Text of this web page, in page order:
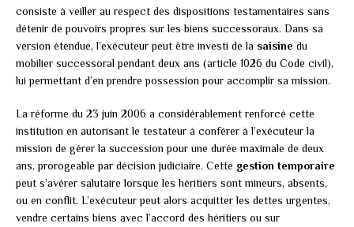
consiste à veiller au respect des dispositions testamentaires sans
détenir de pouvoirs propres sur les biens successoraux. Dans sa
version étendue, l’exécuteur peut être investi de la saisine du
mobilier successoral pendant deux ans (article 1026 du Code civil),
lui permettant d’en prendre possession pour accomplir sa mission.
La réforme du 23 juin 2006 a considérablement renforcé cette
institution en autorisant le testateur à conférer à l’exécuteur la
mission de gérer la succession pour une durée maximale de deux
ans, prorogeable par décision judiciaire. Cette gestion temporaire
peut s’avérer salutaire lorsque les héritiers sont mineurs, absents,
ou en conflit. L’exécuteur peut alors acquitter les dettes urgentes,
vendre certains biens avec l’accord des héritiers ou sur